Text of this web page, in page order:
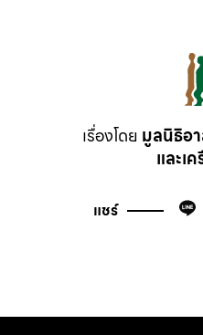
เรื่องโดย มูลนิธิอ
และเ
แชร์